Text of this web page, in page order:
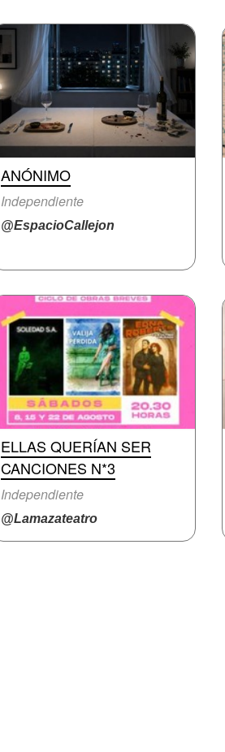
ANÓNIMO
Independiente
@EspacioCallejon
ELLAS QUERÍAN SER
CANCIONES N*3
Independiente
@Lamazateatro